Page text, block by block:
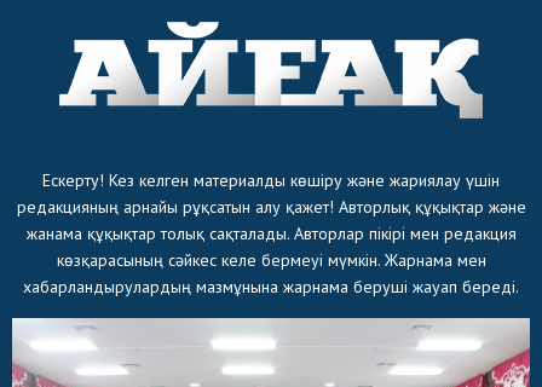
Ескерту! Кез келген материалды көшіру және жариялау үшін
редакцияның арнайы рұқсатын алу қажет! Авторлық құқықтар және
жанама құқықтар толық сақталады. Авторлар пікірі мен редакция
көзқарасының сәйкес келе бермеуі мүмкін. Жарнама мен
хабарландырулардың мазмұнына жарнама беруші жауап береді.